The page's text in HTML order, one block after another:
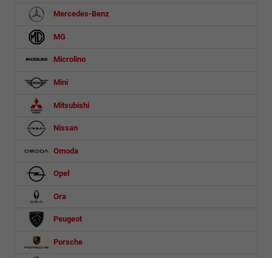
Mercedes-Benz
MG
Microlino
Mini
Mitsubishi
Nissan
Omoda
Opel
Ora
Peugeot
Porsche